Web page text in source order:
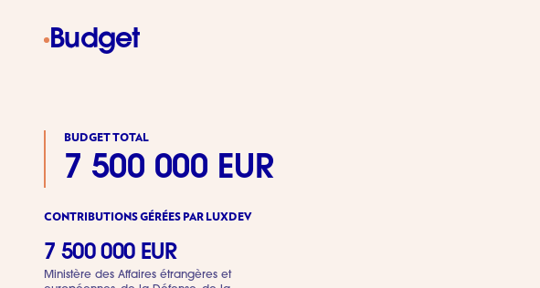
Budget
BUDGET TOTAL
7 500 000 EUR
CONTRIBUTIONS GÉRÉES PAR LUXDEV
7 500 000 EUR
Ministère des Affaires étrangères et